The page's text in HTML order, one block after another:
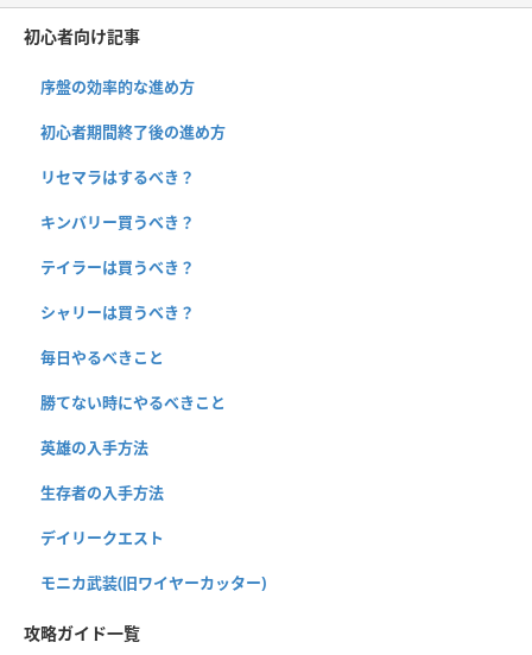
初心者向け記事
序盤の効率的な進め方
初心者期間終了後の進め方
リセマラはするべき？
キンバリー買うべき？
テイラーは買うべき？
シャリーは買うべき？
毎日やるべきこと
勝てない時にやるべきこと
英雄の入手方法
生存者の入手方法
デイリークエスト
モニカ武装(旧ワイヤーカッター)
攻略ガイド一覧